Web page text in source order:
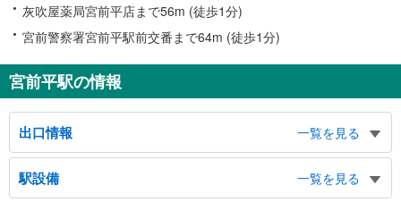
灰吹屋薬局宮前平店まで56m (徒歩1分)
宮前警察署宮前平駅前交番まで64m (徒歩1分)
宮前平駅の情報
出口情報
一覧を見る
北口
宮前区役所、宮前警察署、宮前消防署、宮前文化センター、宮前平２・３丁
駅設備
一覧を見る